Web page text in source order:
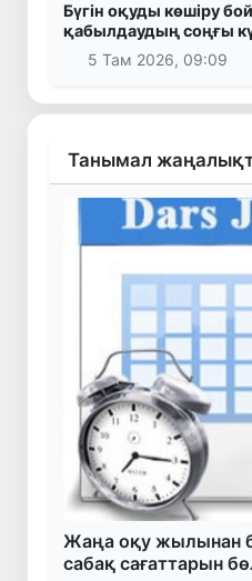
Бүгін оқуды көшіру
қабылдаудың соңғы
5 Там 2026, 09:09
Танымал
Жаңа оқу жылынан
сабақ сағаттарын